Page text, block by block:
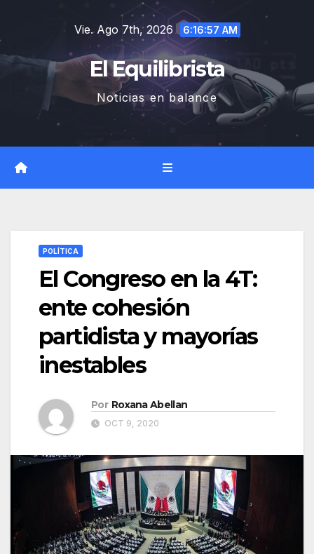
contenido
Vie. Ago 7th, 2026 6:16:58 AM
El Equilibrista
Noticias en balance
POLÍTICA
El Congreso en la 4T:
ente cohesión
partidista y mayorías
inestables
Por Roxana Abellan
OCT 9, 2020